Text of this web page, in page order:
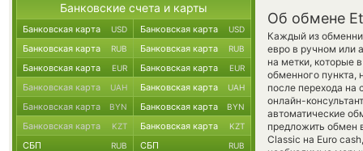
Об обмене
Каждый из
евро в ручном или
на метки, которые
обменного пункта,
после перехода на
онлайн-
автоматические
предложить обмен
Classic на Euro
Банковские счета и карты
Банковская карта USD Банковская карта USD
Банковская карта RUB Банковская карта RUB
Банковская карта EUR Банковская карта EUR
Банковская карта UAH Банковская карта UAH
Банковская карта BYN Банковская карта BYN
Банковская карта KZT Банковская карта KZT
СБП RUB СБП RUB